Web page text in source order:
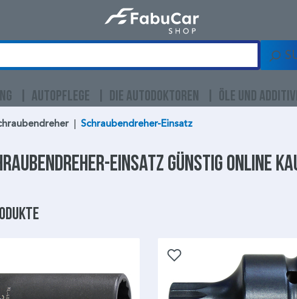
AUTOPFLEGE DIE AUTODOKTOREN ÖLE UND
Schraubendreher-Einsatz
Einsatz günstig online